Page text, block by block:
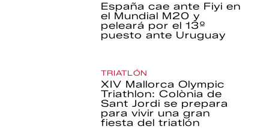
España cae ante Fiyi en
el Mundial M20 y
peleará por el 13º
puesto ante Uruguay
TRIATLÓN
XIV Mallorca Olympic
Triathlon: Colònia de
Sant Jordi se prepara
para vivir una gran
fiesta del triatlón